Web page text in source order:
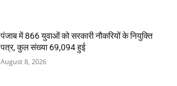
पंजाब में 866 युवाओं को सरकारी नौकरियों के नियुक्ति
पत्र, कुल संख्या 69,094 हुई
August 8, 2026